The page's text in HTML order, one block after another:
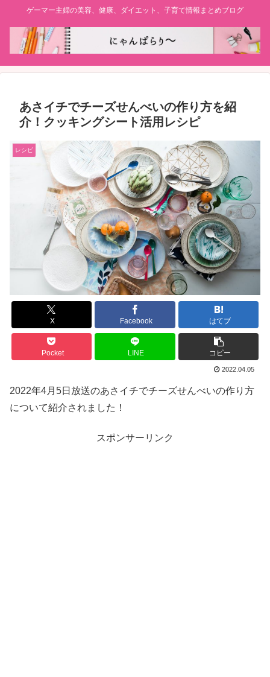
ゲーマー主婦の美容、健康、ダイエット、子育て情報まとめブログ
あさイチでチーズせんべいの作り方を紹
介！クッキングシート活用レシピ
レシピ
X Facebook はてブ
Pocket LINE コピー
2022.04.05
2022年4月5日放送のあさイチでチーズせんべいの作り方
について紹介されました！
スポンサーリンク